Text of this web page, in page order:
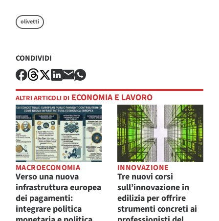
olivetti
CONDIVIDI
ALTRI ARTICOLI DI ECONOMIA E LAVORO
MACROECONOMIA
Verso una nuova
infrastruttura europea
dei pagamenti:
integrare politica
INNOVAZIONE
Tre nuovi corsi
sull’innovazione in
edilizia per offrire
strumenti concreti ai